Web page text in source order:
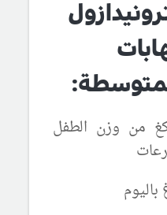
لكل كغ من وزن الطفل